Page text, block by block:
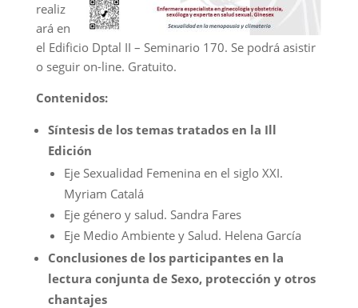
realiz
ará en
el Edificio Dptal II – Seminario 170. Se podrá asistir
o seguir on-line. Gratuito.
Contenidos:
Síntesis de los temas tratados en la Ill
Edición
Eje Sexualidad Femenina en el siglo XXI.
Myriam Catalá
Eje género y salud. Sandra Fares
Eje Medio Ambiente y Salud. Helena García
Conclusiones de los participantes en la
lectura conjunta de Sexo, protección y otros
chantajes